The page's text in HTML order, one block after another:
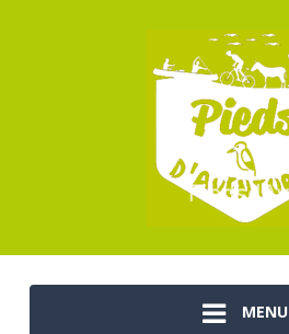
MENU